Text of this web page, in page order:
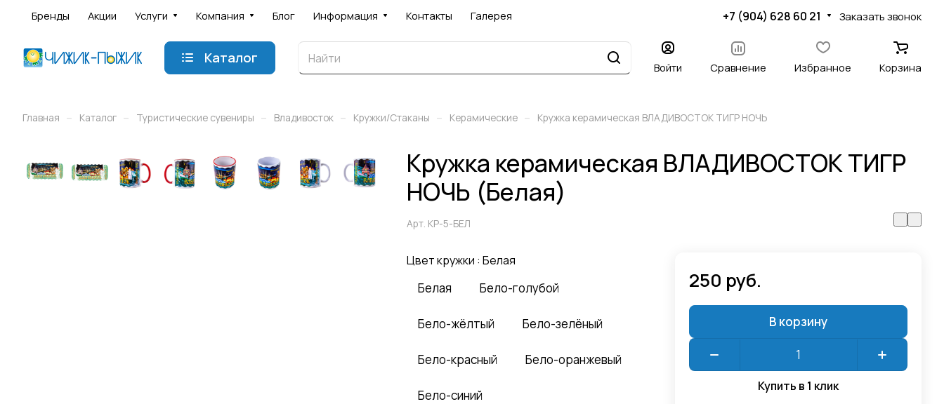
Бренды Акции Услуги Компания Блог Информация Контакты Галерея +7 (904) 628 60 21 Заказать звонок
Каталог
Войти Сравнение Избранное Корзина
Главная – Каталог – Туристические сувениры – Владивосток – Кружки/Стаканы – Керамические – Кружка керамическая ВЛАДИВОСТОК ТИГР НОЧЬ
Кружка керамическая ВЛАДИВОСТОК ТИГР
НОЧЬ (Белая)
Арт. КР-5-БЕЛ
Цвет кружки : Белая
Белая Бело-голубой
Бело-жёлтый Бело-зелёный
Бело-красный Бело-оранжевый
Бело-синий
250 руб.
В корзину
Купить в 1 клик